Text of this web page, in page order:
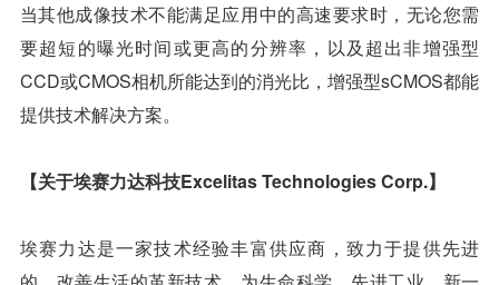
当其他成像技术不能满足应用中的高速要求时，无论您需
要超短的曝光时间或更高的分辨率，以及超出非增强型
CCD或CMOS相机所能达到的消光比，增强型sCMOS都能
提供技术解决方案。
【关于埃赛力达科技Excelitas Technologies Corp.】
埃赛力达是一家技术经验丰富供应商，致力于提供先进